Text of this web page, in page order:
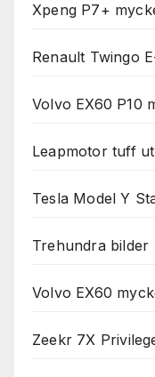
Xpeng P7+
Renault Twingo
Volvo EX60 P10
Leapmotor tuff
Tesla Model Y
Trehundra bilder
Volvo EX60
Zeekr 7X